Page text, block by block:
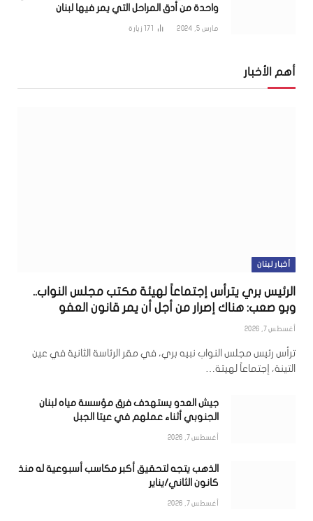
واحدة من أدق المراحل التي يمر فيها لبنان
مارس 5, 2024 171 زيارة
أهم الأخبار
أخبار لبنان
الرئيس بري يترأس إجتماعاً لهيئة مكتب مجلس النواب..
وبو صعب: هناك إصرار من أجل أن يمر قانون العفو
أغسطس 7, 2026
ترأس رئيس مجلس النواب نبيه بري، في مقر الرئاسة الثانية في عين
التينة، إجتماعاً لهيئة…
جيش العدو يستهدف فرق مؤسسة مياه لبنان
الجنوبي أثناء عملهم في عيتا الجبل
أغسطس 7, 2026
الذهب يتجه لتحقيق أكبر مكاسب أسبوعية له منذ
كانون الثاني/يناير
أغسطس 7, 2026